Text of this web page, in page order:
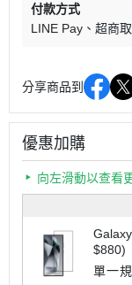
付款方式
LINE Pay
超商
分享商品到
優惠加購
向左滑動以查看
$880)
單一